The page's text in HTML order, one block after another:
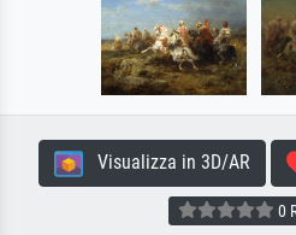
Visualizza in 3D/AR
0